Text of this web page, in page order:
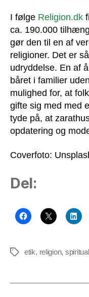
I følge Religion.dk
ca. 190.000
gør den til en af
religioner. Det er
udryddelse. En af
båret i familier
mulighed for, at
gifte sig med med
tyde på, at
opdatering og
Coverfoto:
Del:
Tagsetik, religion,